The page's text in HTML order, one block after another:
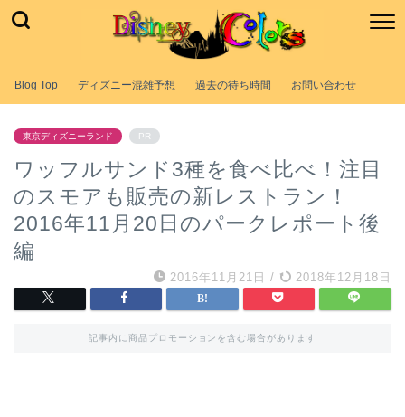
Blog Top ディズニー混雑予想 過去の待ち時間 お問い合わせ
東京ディズニーランド PR
ワッフルサンド3種を食べ比べ！注目
のスモアも販売の新レストラン！
2016年11月20日のパークレポート後
編
2016年11月21日 / 2018年12月18日
記事内に商品プロモーションを含む場合があります